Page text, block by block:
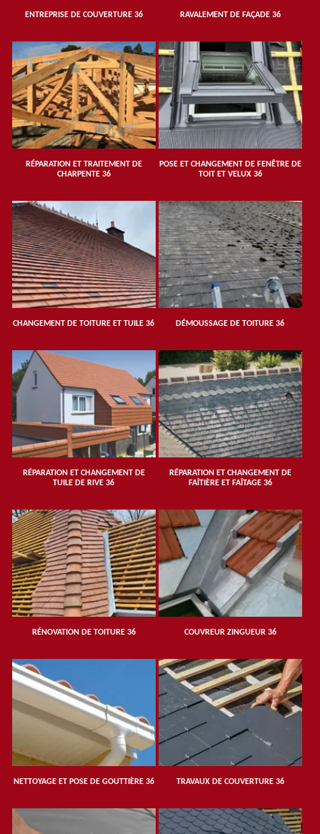
ENTREPRISE DE COUVERTURE 36 RAVALEMENT DE FAÇADE 36
RÉPARATION ET TRAITEMENT DE
CHARPENTE 36
POSE ET CHANGEMENT DE FENÊTRE DE
TOIT ET VELUX 36
CHANGEMENT DE TOITURE ET TUILE 36 DÉMOUSSAGE DE TOITURE 36
RÉPARATION ET CHANGEMENT DE
TUILE DE RIVE 36
RÉPARATION ET CHANGEMENT DE
FAÎTIÈRE ET FAÎTAGE 36
RÉNOVATION DE TOITURE 36 COUVREUR ZINGUEUR 36
NETTOYAGE ET POSE DE GOUTTIÈRE 36 TRAVAUX DE COUVERTURE 36